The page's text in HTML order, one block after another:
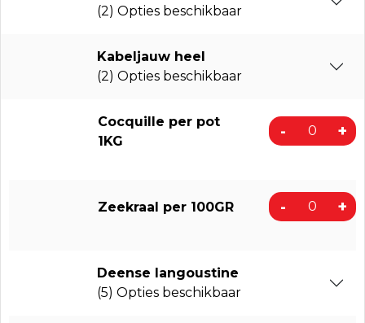
(2) Opties beschikbaar
Kabeljauw heel
(2) Opties beschikbaar
Cocquille per pot
1KG
- +
Zeekraal per 100GR - +
Deense langoustine
(5) Opties beschikbaar